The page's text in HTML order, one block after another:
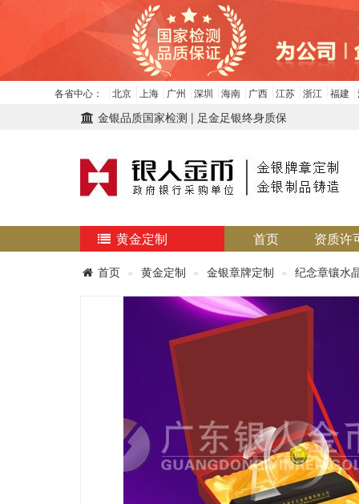
各省中心： 北京 上海 广州 深圳 海南 广西 江苏 浙江 福建
金银品质国家检测 | 足金足银终身质保
黄金定制 首页 资质许
首页 黄金定制 金银章牌定制 纪念章镶水